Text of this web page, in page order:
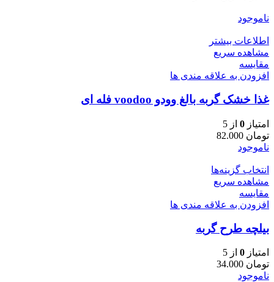
ناموجود
اطلاعات بیشتر
مشاهده سریع
مقایسه
افزودن به علاقه مندی ها
غذا خشک گربه بالغ وودو voodoo فله ای
امتیاز 0 از 5
تومان
ناموجود
انتخاب گزینه‌ها
مشاهده سریع
مقایسه
افزودن به علاقه مندی ها
بیلچه طرح گربه
امتیاز 0 از 5
تومان
ناموجود